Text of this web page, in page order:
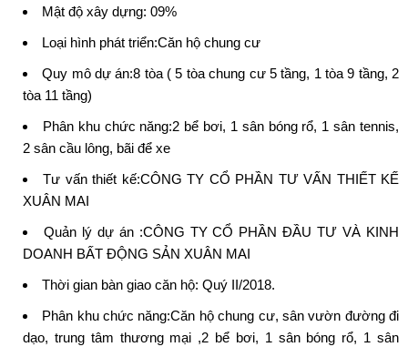
Mật độ xây dựng: 09%
Loại hình phát triển:Căn hộ chung cư
Quy mô dự án:8 tòa ( 5 tòa chung cư 5 tầng, 1 tòa 9 tầng, 2
tòa 11 tầng)
Phân khu chức năng:2 bể bơi, 1 sân bóng rổ, 1 sân tennis,
2 sân cầu lông, bãi để xe
Tư vấn thiết kế:CÔNG TY CỔ PHẦN TƯ VẤN THIẾT KẾ
XUÂN MAI
Quản lý dự án :CÔNG TY CỔ PHẦN ĐẦU TƯ VÀ KINH
DOANH BẤT ĐỘNG SẢN XUÂN MAI
Thời gian bàn giao căn hộ: Quý II/2018.
Phân khu chức năng:Căn hộ chung cư, sân vườn đường đi
dạo, trung tâm thương mại ,2 bể bơi, 1 sân bóng rổ, 1 sân